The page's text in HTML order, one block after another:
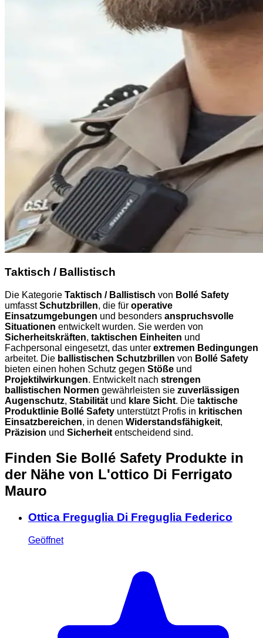
Taktisch / Ballistisch
Die Kategorie Taktisch / Ballistisch von Bollé Safety
umfasstSchutzbrillen, die für operative
Einsatzumgebungen und besonders anspruchsvolle
Situationen entwickelt wurden. Sie werden von
Sicherheitskräften, taktischen Einheiten und
Fachpersonal eingesetzt, das unter extremen Bedingungen
arbeitet. Die ballistischen Schutzbrillen von Bollé Safety
bieten einen hohen Schutz gegen Stöße und
Projektilwirkungen. Entwickelt nach strengen
ballistischen Normen gewährleisten sie zuverlässigen
Augenschutz, Stabilität und klare Sicht. Die taktische
Produktlinie Bollé Safety unterstützt Profis in kritischen
Einsatzbereichen, in denen Widerstandsfähigkeit,
Präzision und Sicherheit entscheidend sind.
Finden Sie Bollé Safety Produkte in
der Nähe von L'ottico Di Ferrigato
Mauro
Ottica Freguglia Di Freguglia Federico
Geöffnet